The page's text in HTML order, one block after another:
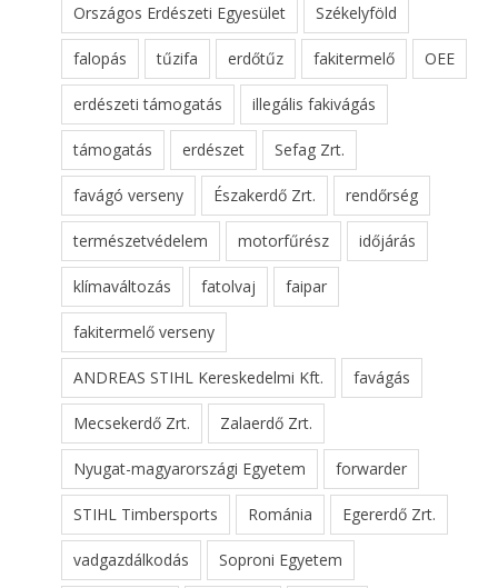
Országos Erdészeti Egyesület Székelyföld
falopás tűzifa erdőtűz fakitermelő OEE
erdészeti támogatás illegális fakivágás
támogatás erdészet Sefag Zrt.
favágó verseny Északerdő Zrt. rendőrség
természetvédelem motorfűrész időjárás
klímaváltozás fatolvaj faipar
fakitermelő verseny
ANDREAS STIHL Kereskedelmi Kft. favágás
Mecsekerdő Zrt. Zalaerdő Zrt.
Nyugat-magyarországi Egyetem forwarder
STIHL Timbersports Románia Egererdő Zrt.
vadgazdálkodás Soproni Egyetem